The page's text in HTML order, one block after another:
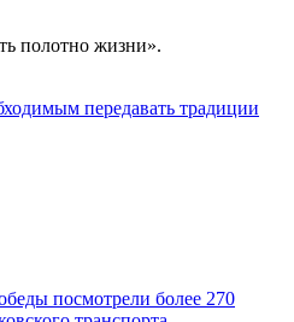
полотно жизни».
посмотрели более 270